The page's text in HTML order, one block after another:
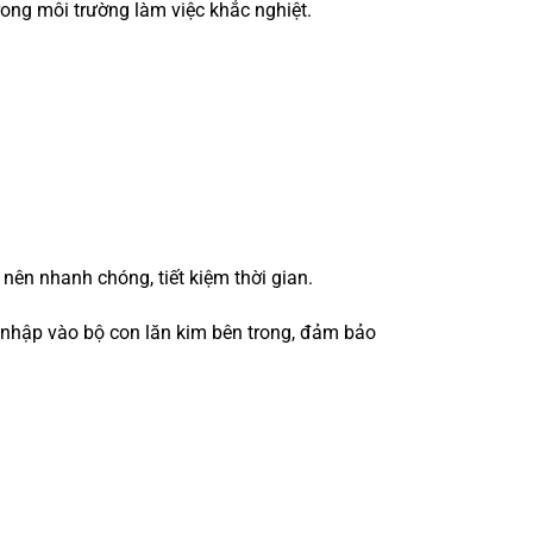
môi trường làm việc khắc nghiệt.
nhanh chóng, tiết kiệm thời gian.
vào bộ con lăn kim bên trong, đảm bảo